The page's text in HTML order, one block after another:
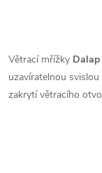
v
l
Větrací mřížky Dalap
uzavíratelnou
zakrytí větracího